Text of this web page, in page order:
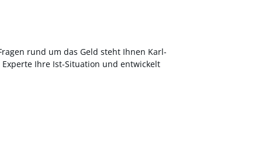
rund um das Geld steht Ihnen Karl-
Ihre Ist-Situation und entwickelt